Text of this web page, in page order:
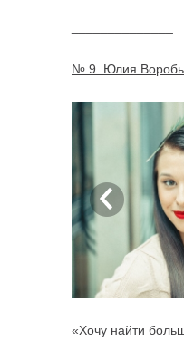
№ 9. Юлия
«Хочу найти